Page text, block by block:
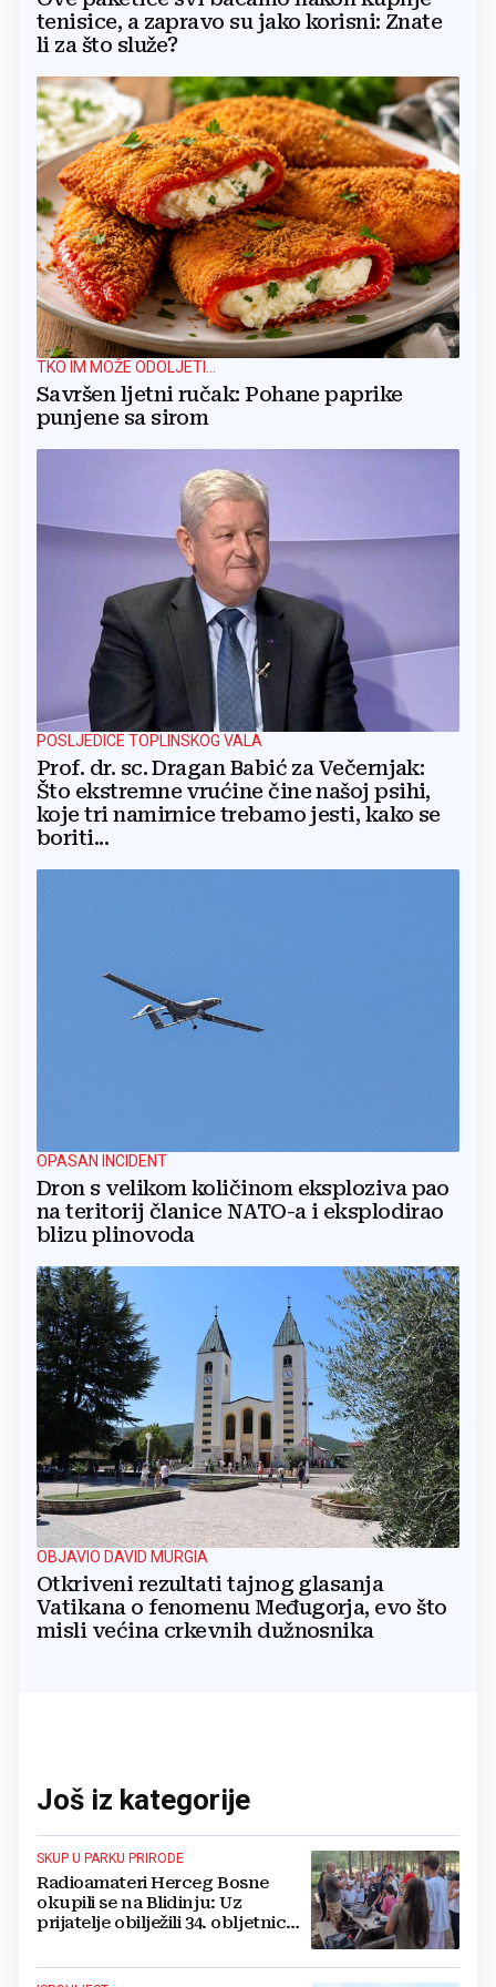
tenisice, a zapravo su jako korisni: Znate
li za što služe?
TKO IM MOŽE ODOLJETI...
Savršen ljetni ručak: Pohane paprike
punjene sa sirom
POSLJEDICE TOPLINSKOG VALA
Prof. dr. sc. Dragan Babić za Večernjak:
Što ekstremne vrućine čine našoj psihi,
koje tri namirnice trebamo jesti, kako se
boriti...
OPASAN INCIDENT
Dron s velikom količinom eksploziva pao
na teritorij članice NATO-a i eksplodirao
blizu plinovoda
OBJAVIO DAVID MURGIA
Otkriveni rezultati tajnog glasanja
Vatikana o fenomenu Međugorja, evo što
misli većina crkevnih dužnosnika
Još iz kategorije
SKUP U PARKU PRIRODE
Radioamateri Herceg Bosne
okupili se na Blidinju: Uz
prijatelje obilježili 34. obljetnicu